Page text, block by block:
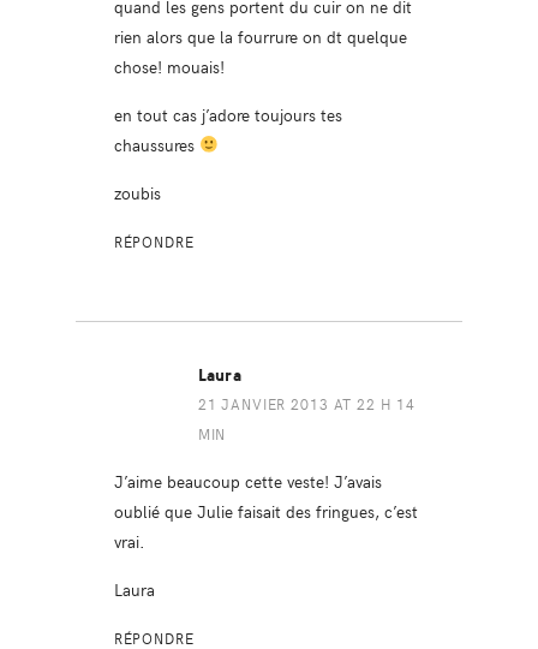
quand les gens portent du cuir on ne dit
rien alors que la fourrure on dt quelque
chose! mouais!
en tout cas j’adore toujours tes
chaussures
zoubis
RÉPONDRE
Laura
21 JANVIER 2013 AT 22 H 14
MIN
J’aime beaucoup cette veste! J’avais
oublié que Julie faisait des fringues, c’est
vrai.
Laura
RÉPONDRE